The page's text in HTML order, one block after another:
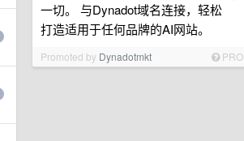
一切。 与Dynadot域名连接，轻松
打造适用于任何品牌的AI网站。
Promoted by Dynadotmkt PRO